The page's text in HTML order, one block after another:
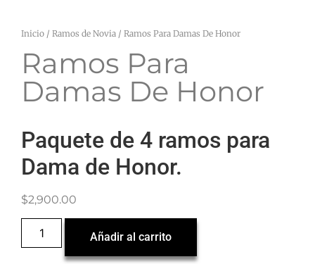
Inicio / Ramos de Novia / Ramos Para Damas De Honor
Ramos Para
Damas De Honor
Paquete de 4 ramos para
Dama de Honor.
$2,900.00
Añadir al carrito